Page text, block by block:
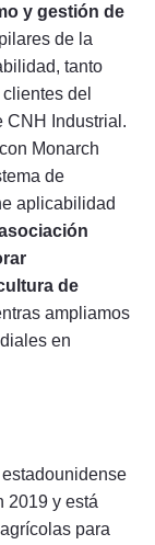
y gestión de
de la
tanto
del
CNH Industrial.
Monarch
de
aplicabilidad
de
ampliamos
en
2019 y está
para